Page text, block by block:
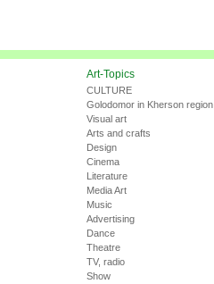
Art-Topics
CULTURE
Golodomor in Kherson region
Visual art
Arts and crafts
Design
Cinema
Literature
Media Art
Music
Advertising
Dance
Theatre
TV, radio
Show